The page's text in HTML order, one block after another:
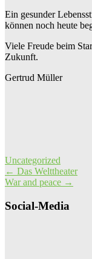
Ein gesunder
können noch heute
Viele Freude beim
Zukunft.
Gertrud Müller
Uncategorized
Post
navigation
← Das Welttheater
War and peace →
Social-Media